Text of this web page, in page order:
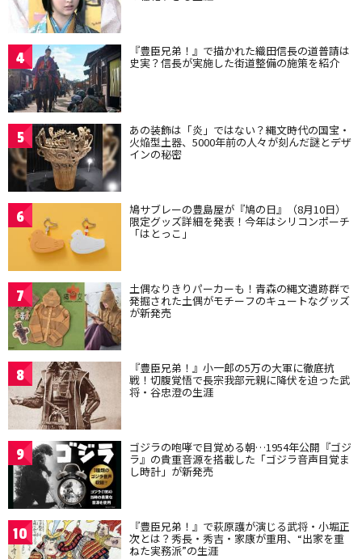
4 『豊臣兄弟！』で描かれた織田信長の道普請は
史実？信長が実施した街道整備の施策を紹介
5 あの装飾は「炎」ではない？縄文時代の国宝・
火焔型土器、5000年前の人々が刻んだ謎とデザ
インの秘密
6 鳩サブレーの豊島屋が『鳩の日』（8月10日）
限定グッズ詳細を発表！今年はシリコンポーチ
「はとっこ」
7 土偶なりきりパーカーも！青森の縄文遺跡群で
発掘された土偶がモチーフのキュートなグッズ
が新発売
8 『豊臣兄弟！』小一郎の5万の大軍に徹底抗
戦！切腹覚悟で長宗我部元親に降伏を迫った武
将・谷忠澄の生涯
9 ゴジラの咆哮で目覚める朝…1954年公開『ゴジ
ラ』の貴重音源を搭載した「ゴジラ音声目覚ま
し時計」が新発売
10 『豊臣兄弟！』で萩原護が演じる武将・小堀正
次とは？秀長・秀吉・家康が重用、“出家を重
ねた実務派”の生涯